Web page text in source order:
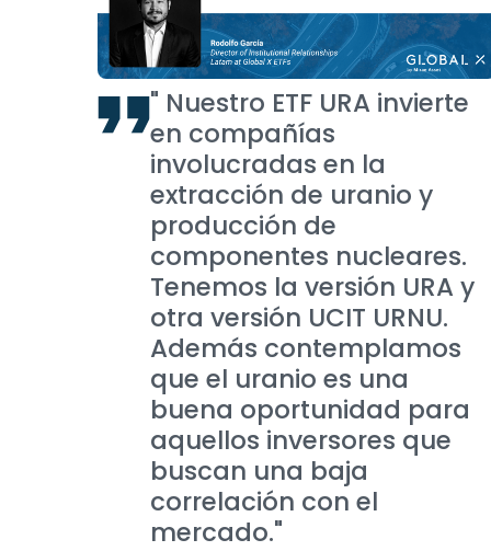
" Nuestro ETF URA invierte
en compañías
involucradas en la
extracción de uranio y
producción de
componentes nucleares.
Tenemos la versión URA y
otra versión UCIT URNU.
Además contemplamos
que el uranio es una
buena oportunidad para
aquellos inversores que
buscan una baja
correlación con el
mercado."